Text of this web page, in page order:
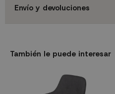
Envío y devoluciones
También le puede interesar